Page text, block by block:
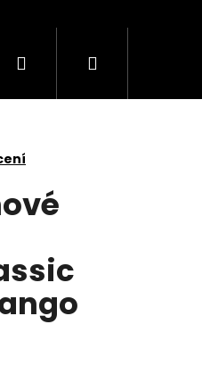
Kontakty
PřihlášeníNákupní